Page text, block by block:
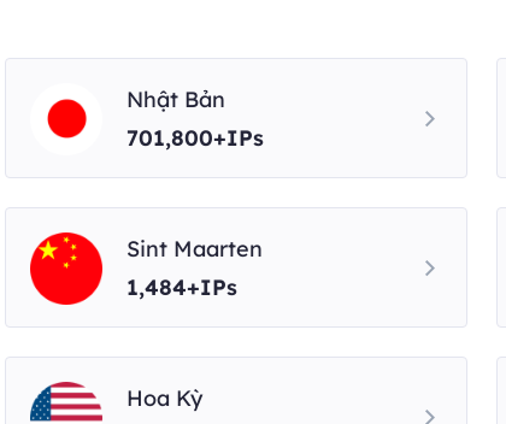
Nhật Bản
701,800+IPs
Sint Maarten
1,484+IPs
Hoa Kỳ